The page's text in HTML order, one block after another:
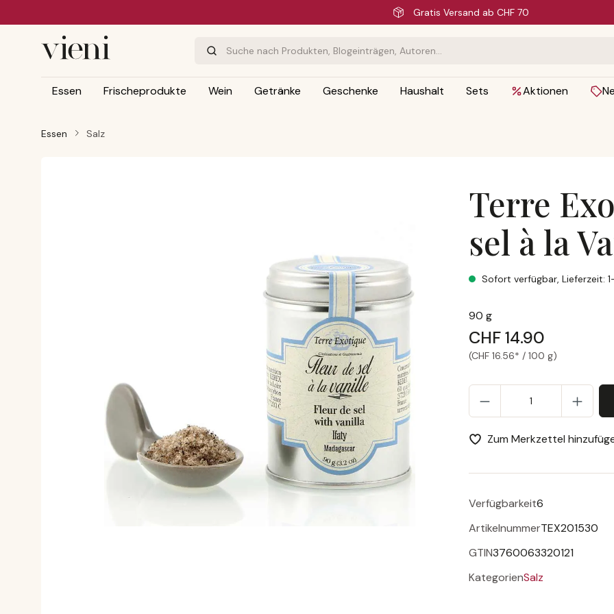
Schnelle Lieferung
Essen Frischeprodukte Wein Getränke Geschenke Haushalt Sets Aktionen
Essen Salz
Terre
sel à la
Terre Exotique, Fleur de sel à
Sofort verfügbar, Lieferzeit:
90 g
CHF 14.90
(CHF 16.56* / 100 g)
Zum Merkzettel
Verfügbarkeit6
ArtikelnummerTEX201530
GTIN3760063320121
KategorienSalz